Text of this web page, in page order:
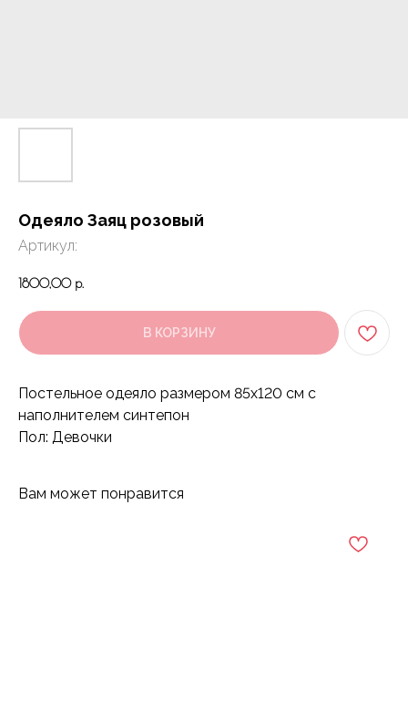
Одеяло Заяц розовый
Артикул:
1800,00 р.
В КОРЗИНУ
Постельное одеяло размером 85х120 см с
наполнителем синтепон
Пол: Девочки
Вам может понравится